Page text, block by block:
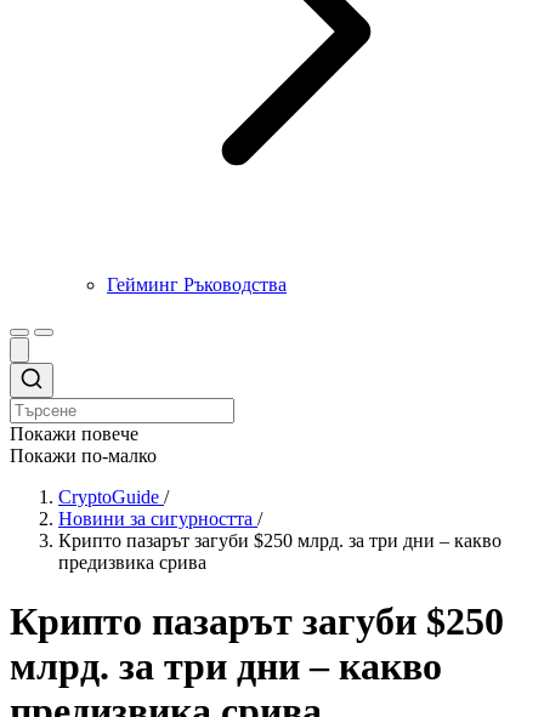
Гейминг Ръководства
Покажи повече
Покажи по-малко
CryptoGuide /
Новини за сигурността /
Крипто пазарът загуби $250 млрд. за три дни – какво
предизвика срива
Крипто пазарът загуби $250
млрд. за три дни – какво